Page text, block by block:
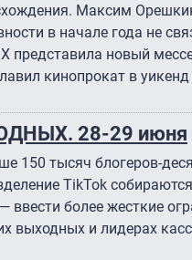
Максим
в начале года не
представила новый
кинопрокат в уикенд
28-29 июня
150 тысяч блогеров-
TikTok
ввести более жесткие
выходных и лидерах